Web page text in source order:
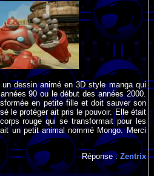
dessin animé en 3D style manga qui
90 ou le début des années 2000.
en petite fille et doit sauver son
le protéger ait pris le pouvoir. Elle était
rouge qui se transformait pour les
un petit animal nommé Mongo. Merci
Réponse : Zentrix